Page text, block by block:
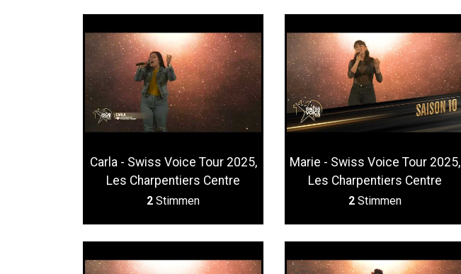
Carla - Swiss Voice Tour 2025,
Les Charpentiers Centre
2 Stimmen
Marie - Swiss Voice Tour 2025,
Les Charpentiers Centre
2 Stimmen